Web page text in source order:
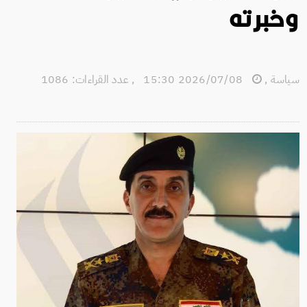
وخبرته
سياسة ,
, عدد القراءات: 1086